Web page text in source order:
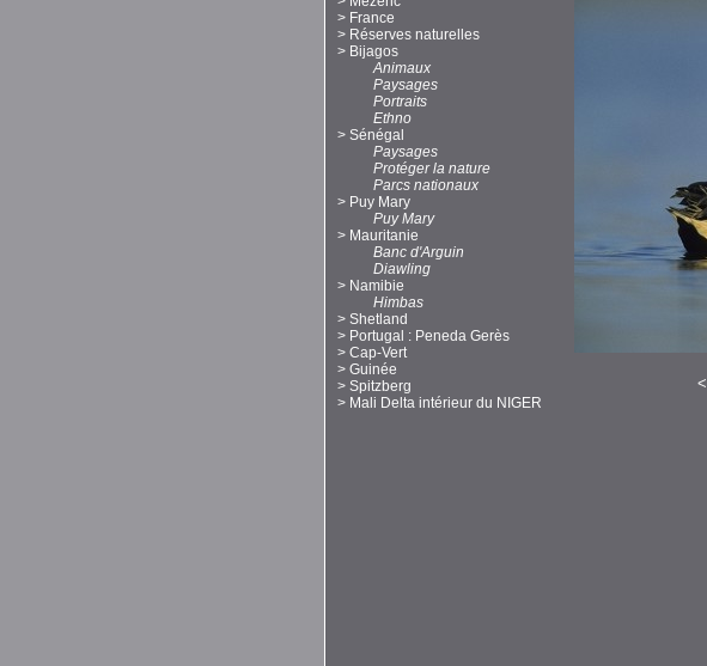
> France
> Réserves naturelles
> Bijagos
Animaux
Paysages
Portraits
Ethno
> Sénégal
Paysages
Protéger la nature
Parcs nationaux
> Puy Mary
Puy Mary
> Mauritanie
Banc d'Arguin
Diawling
> Namibie
Himbas
> Shetland
> Portugal : Peneda Gerès
> Cap-Vert
> Guinée
> Spitzberg
> Mali Delta intérieur du NIGER
<